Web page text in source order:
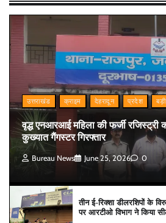
उत्तराखंड क्राइम देहरादून प्रदेश
वृद्ध एनआरआई महिला की फर्जी
कुख्यात गैंगस्टर गिरफ्तार
Bureau News June 25, 2026 0
तीन ई-रिक्शा डीलरशिपों के
पर आरटीओ विभाग ने किया